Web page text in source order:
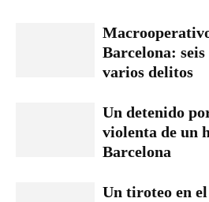
Barcelona:
varios delitos
Un detenido
violenta de un
Barcelona
Un tiroteo en